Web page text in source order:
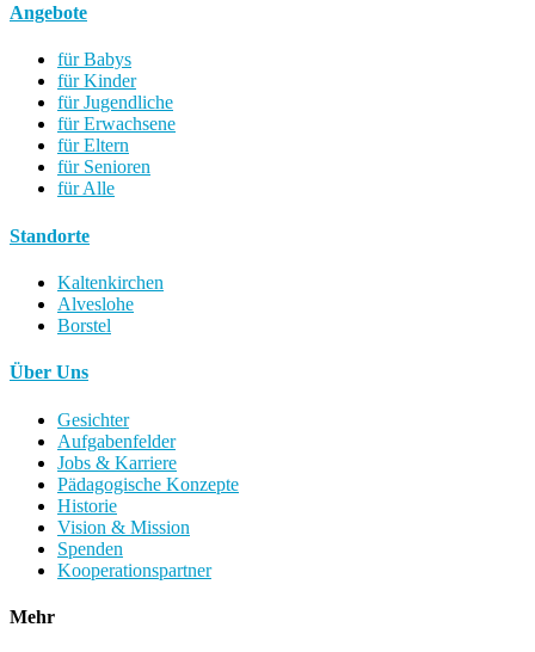
Angebote
für Babys
für Kinder
für Jugendliche
für Erwachsene
für Eltern
für Senioren
für Alle
Standorte
Kaltenkirchen
Alveslohe
Borstel
Über Uns
Gesichter
Aufgabenfelder
Jobs & Karriere
Pädagogische Konzepte
Historie
Vision & Mission
Spenden
Kooperationspartner
Mehr